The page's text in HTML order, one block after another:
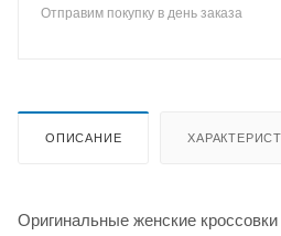
Отправим покупку в день заказа
ОПИСАНИЕ
Оригинальные женские